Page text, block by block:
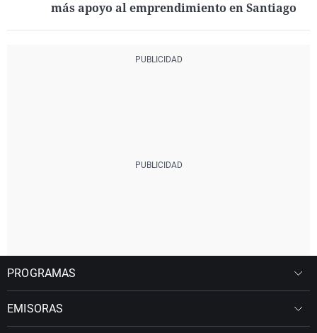
más apoyo al emprendimiento en Santiago
PROGRAMAS
EMISORAS